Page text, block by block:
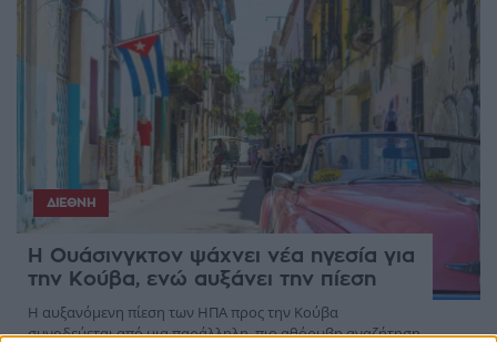
ΔΙΕΘΝΉ
Η Ουάσινγκτον ψάχνει νέα ηγεσία για
την Κούβα, ενώ αυξάνει την πίεση
Η αυξανόμενη πίεση των ΗΠΑ προς την Κούβα
συνοδεύεται από μια παράλληλη, πιο αθόρυβη αναζήτηση